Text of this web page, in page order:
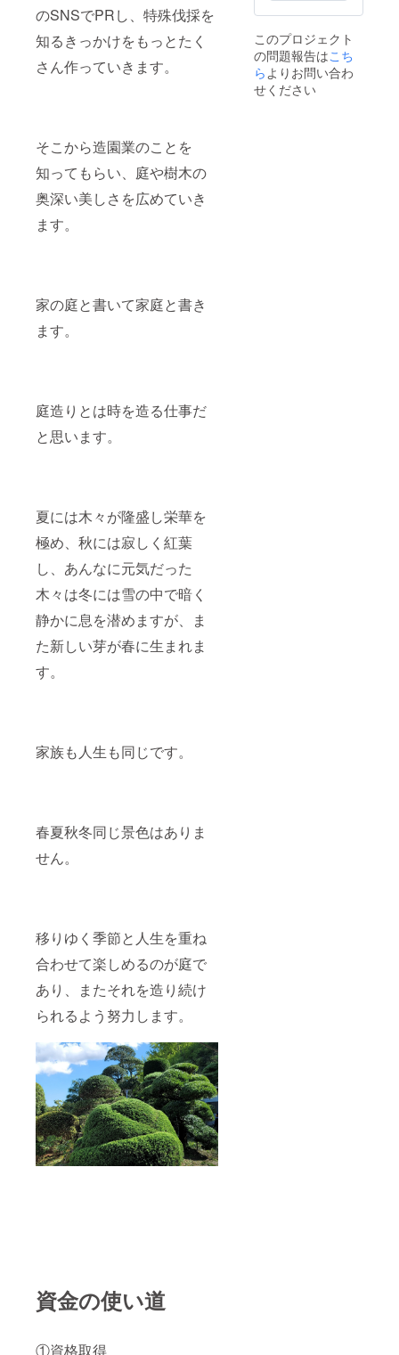
のSNSでPRし、特殊伐採を
知るきっかけをもっとたく
さん作っていきます。
そこから造園業のことを
知ってもらい、庭や樹木の
奥深い美しさを広めていき
ます。
家の庭と書いて家庭と書き
ます。
庭造りとは時を造る仕事だ
と思います。
夏には木々が隆盛し栄華を
極め、秋には寂しく紅葉
し、あんなに元気だった
木々は冬には雪の中で暗く
静かに息を潜めますが、ま
た新しい芽が春に生まれま
す。
家族も人生も同じです。
春夏秋冬同じ景色はありま
せん。
移りゆく季節と人生を重ね
合わせて楽しめるのが庭で
あり、またそれを造り続け
られるよう努力します。
資金の使い道
①資格取得
このプロジェクト
の問題報告はこち
らよりお問い合わ
せください